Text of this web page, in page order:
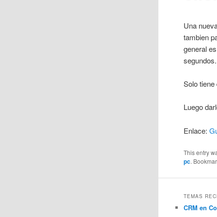
Una
tambien
general
segundos.
Solo
Luego
Enlace:
This entry
pc.
TEMAS
CRM en